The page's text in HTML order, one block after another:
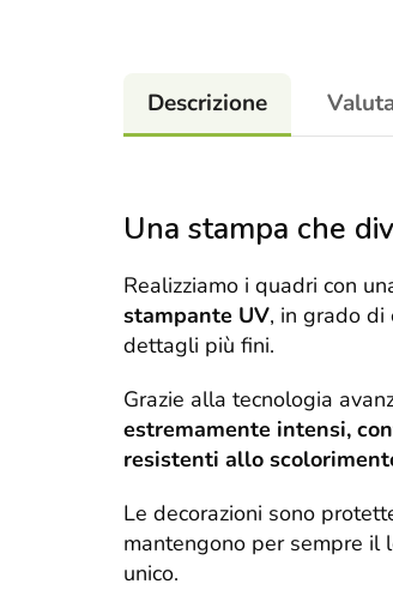
Descrizione
Una stampa che
Realizziamo i quadri con
stampante UV, in grado di
dettagli più fini.
Grazie alla tecnologia
estremamente intensi,
resistenti allo
Le decorazioni sono
mantengono per sempre il
unico.